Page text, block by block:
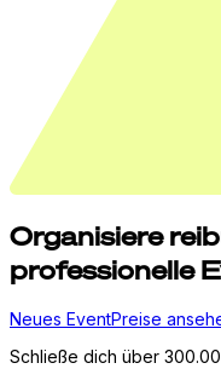
Organisiere
professionelle
Neues EventPreise
Schließe dich über